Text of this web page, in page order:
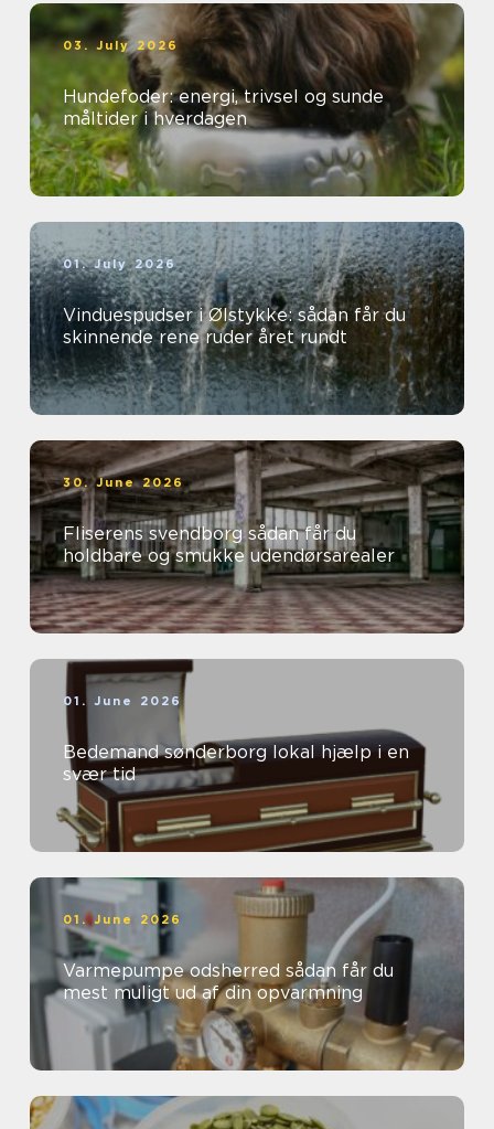
03. July 2026
Hundefoder: energi, trivsel og sunde
måltider i hverdagen
01. July 2026
Vinduespudser i Ølstykke: sådan får du
skinnende rene ruder året rundt
30. June 2026
Fliserens svendborg sådan får du
holdbare og smukke udendørsarealer
01. June 2026
Bedemand sønderborg lokal hjælp i en
svær tid
01. June 2026
Varmepumpe odsherred sådan får du
mest muligt ud af din opvarmning